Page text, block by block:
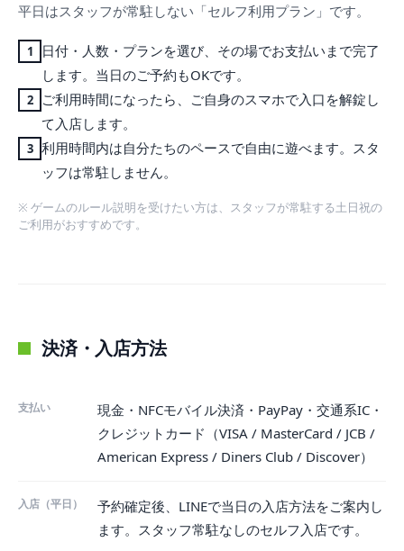
平日はスタッフが常駐しない「セルフ利用プラン」です。
1
日付・人数・プランを選び、その場でお支払いまで完了
します。当日のご予約もOKです。
2
ご利用時間になったら、ご自身のスマホで入口を解錠し
て入店します。
3 利用時間内は自分たちのペースで自由に遊べます。スタ
ッフは常駐しません。
※ ゲームのルール説明を受けたい方は、スタッフが常駐する土日祝の
ご利用がおすすめです。
決済・入店方法
支払い
現金・NFCモバイル決済・PayPay・交通系IC・
クレジットカード（VISA / MasterCard / JCB /
American Express / Diners Club / Discover）
入店（平日）
予約確定後、LINEで当日の入店方法をご案内し
ます。スタッフ常駐なしのセルフ入店です。